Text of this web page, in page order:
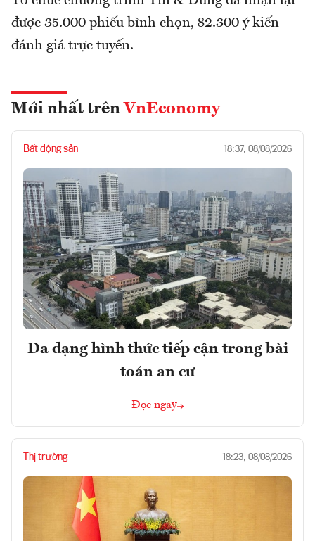
được 35.000 phiếu bình chọn, 82.300 ý kiến
đánh giá trực tuyến.
Mới nhất trên VnEconomy
Bất động sản 18:37, 08/08/2026
Đa dạng hình thức tiếp cận trong bài
toán an cư
Đọc ngay
Thị trường 18:23, 08/08/2026